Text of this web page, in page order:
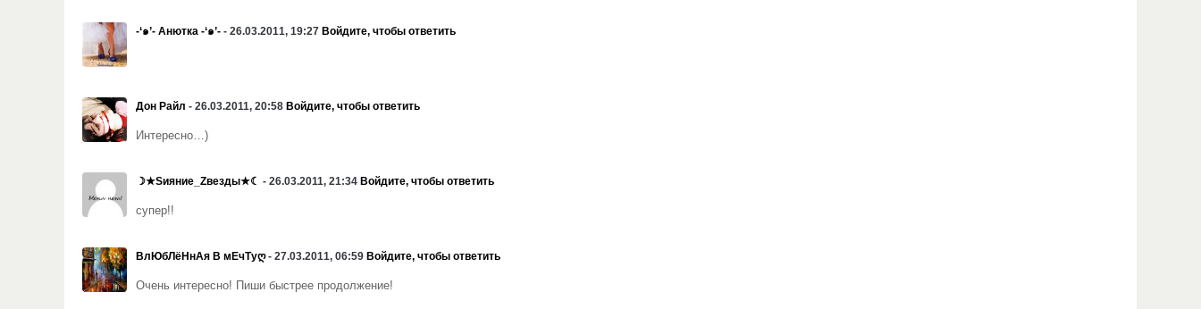
-‘๑’- Анютка -‘๑’- - 26.03.2011, 19:27 Войдите, чтобы ответить
Дон Райл - 26.03.2011, 20:58 Войдите, чтобы ответить
Интересно…)
☽★Sияние_Zвезды★☾ - 26.03.2011, 21:34 Войдите, чтобы ответить
супер!!
ВлЮбЛёНнАя В мЕчТуღ- 27.03.2011, 06:59 Войдите, чтобы ответить
Очень интересно! Пиши быстрее продолжение!